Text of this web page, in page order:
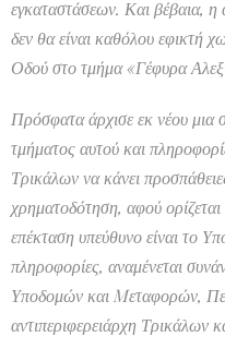
εγκαταστάσεων. Και βέβαια, η
δεν θα είναι καθόλου εφικτή
Οδού στο τμήμα «Γέφυρα
Πρόσφατα άρχισε εκ νέου μια
τμήματος αυτού και
Τρικάλων να κάνει
χρηματοδότηση, αφού
επέκταση υπεύθυνο είναι το
πληροφορίες, αναμένεται
Υποδομών και Mεταφορών,
αντιπεριφερειάρχη Τρικάλων